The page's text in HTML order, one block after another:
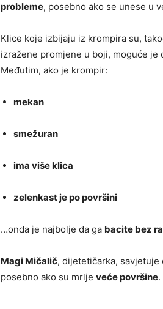
probleme, posebno ako se unese u
Klice koje izbijaju iz krompira su,
izražene promjene u boji, moguće je
Međutim, ako je krompir:
mekan
smežuran
ima više klica
zelenkast je po površini
…onda je najbolje da ga bacite bez
Magi Mičalič, dijetetičarka, savjetuje
posebno ako su mrlje veće površine